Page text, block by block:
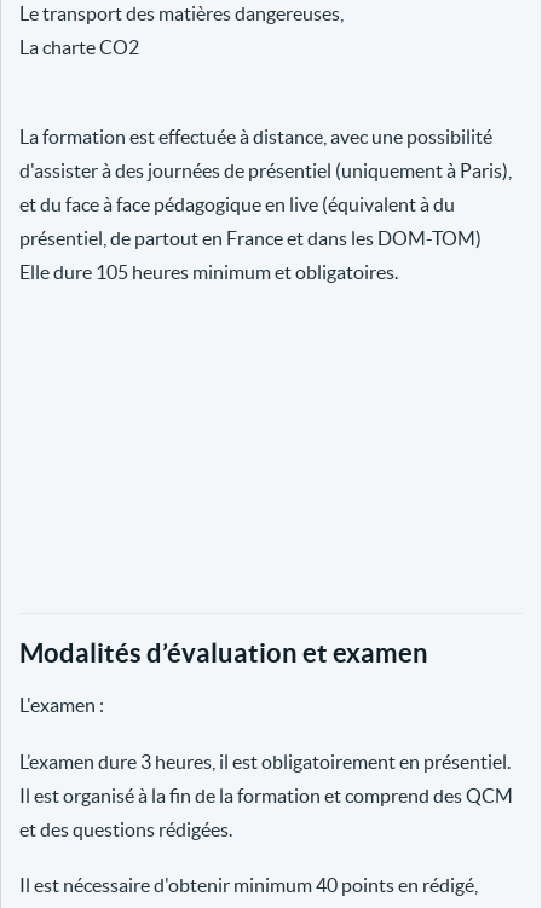
Le transport des matières dangereuses,
La charte CO2
La formation est effectuée à distance, avec une possibilité
d'assister à des journées de présentiel (uniquement à Paris),
et du face à face pédagogique en live (équivalent à du
présentiel, de partout en France et dans les DOM-TOM)
Elle dure 105 heures minimum et obligatoires.
Modalités d’évaluation et examen
L'examen :
L’examen dure 3 heures, il est obligatoirement en présentiel.
Il est organisé à la fin de la formation et comprend des QCM
et des questions rédigées.
Il est nécessaire d'obtenir minimum 40 points en rédigé,